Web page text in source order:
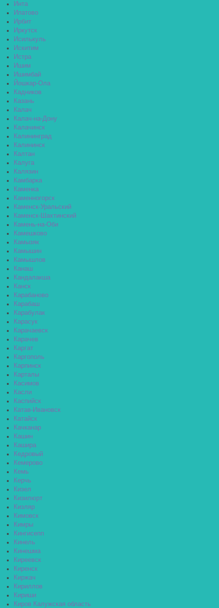
Инта
Ипатово
Ирбит
Иркутск
Исилькуль
Искитим
Истра
Ишим
Ишимбай
Йошкар-Ола
Кадников
Казань
Калач
Калач-на-Дону
Калачинск
Калининград
Калининск
Калтан
Калуга
Калязин
Камбарка
Каменка
Каменногорск
Каменск-Уральский
Каменск-Шахтинский
Камень-на-Оби
Камешково
Камызяк
Камышин
Камышлов
Канаш
Кандалакша
Канск
Карабаново
Карабаш
Карабулак
Карасук
Карачаевск
Карачев
Каргат
Каргополь
Карпинск
Карталы
Касимов
Касли
Каспийск
Катав-Ивановск
Катайск
Качканар
Кашин
Кашира
Кедровый
Кемерово
Кемь
Керчь
Кизел
Кизилюрт
Кизляр
Кимовск
Кимры
Кингисепп
Кинель
Кинешма
Киреевск
Киренск
Киржач
Кириллов
Кириши
Киров Калужская область